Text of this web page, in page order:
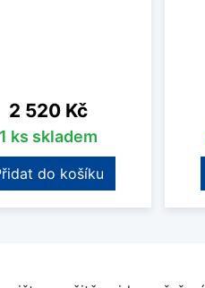
Cena
2 520 Kč
1 ks skladem
do košíku